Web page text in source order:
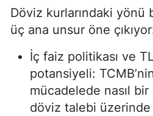
Döviz kurlarındaki yönü
üç ana unsur öne
İç faiz politikası ve
potansiyeli:
mücadelede nasıl
döviz talebi